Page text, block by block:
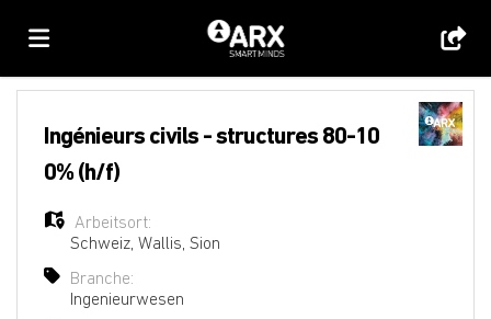
Ingénieurs civils - structures 80-10
0% (h/f)
Arbeitsort:
Schweiz Wallis Sion
Branche:
Ingenieurwesen